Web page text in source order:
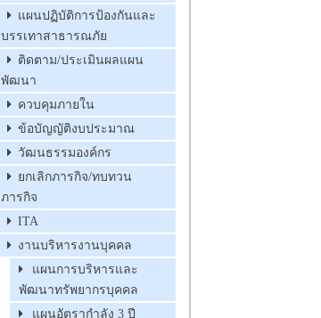
แผนปฏิบัติการป้องกันและ
บรรเทาสาธารณภัย
ติดตาม/ประเมินผลแผน
พัฒนา
ควบคุมภายใน
ข้อบัญญัติงบประมาณ
วัฒนธรรมองค์กร
ยกเลิกภารกิจ/ทบทวน
ภารกิจ
ITA
งานบริหารงานบุคคล
แผนการบริหารและ
พัฒนาทรัพยากรบุคคล
แผนอัตรากำลัง 3 ปี